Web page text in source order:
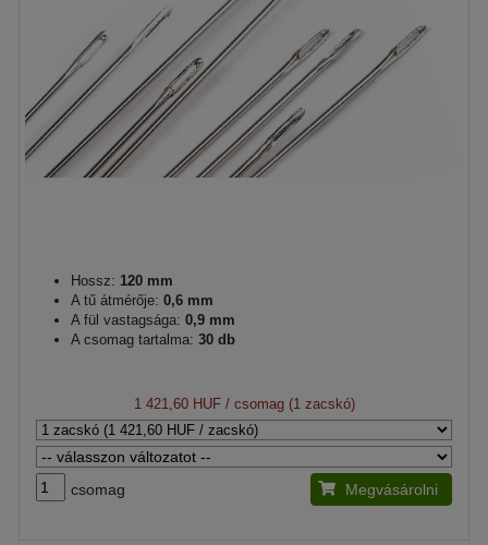
Hossz: 120 mm
A tű átmérője: 0,6 mm
A fül vastagsága: 0,9 mm
A csomag tartalma: 30 db
1 421,60 HUF/ csomag (1 zacskó)
csomag Megvásárolni